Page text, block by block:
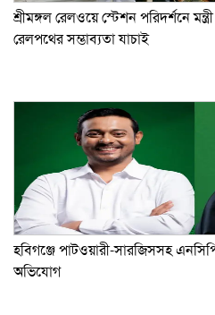
শ্রীমঙ্গল রেলওয়ে স্টেশন পরিদর্শনে
রেলপথের সম্ভাব্যতা যাচাই
হবিগঞ্জে পাটওয়ারী-সারজিসসহ
অভিযোগ